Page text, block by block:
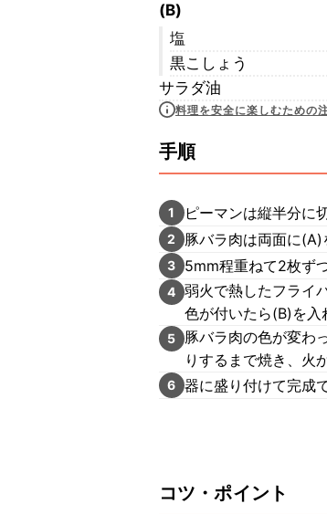
(B)
塩
黒こしょう
サラダ油
料理を安全に楽しむための
手順
1 ピーマンは縦半分に
2 豚バラ肉は両面に(A)
3 5mm程重ねて2枚ず
4 弱火で熱したフライ
色が付いたら(B)を入
5
豚バラ肉の色が変わ
りするまで焼き、火
6 器に盛り付けて完成で
コツ・ポイント